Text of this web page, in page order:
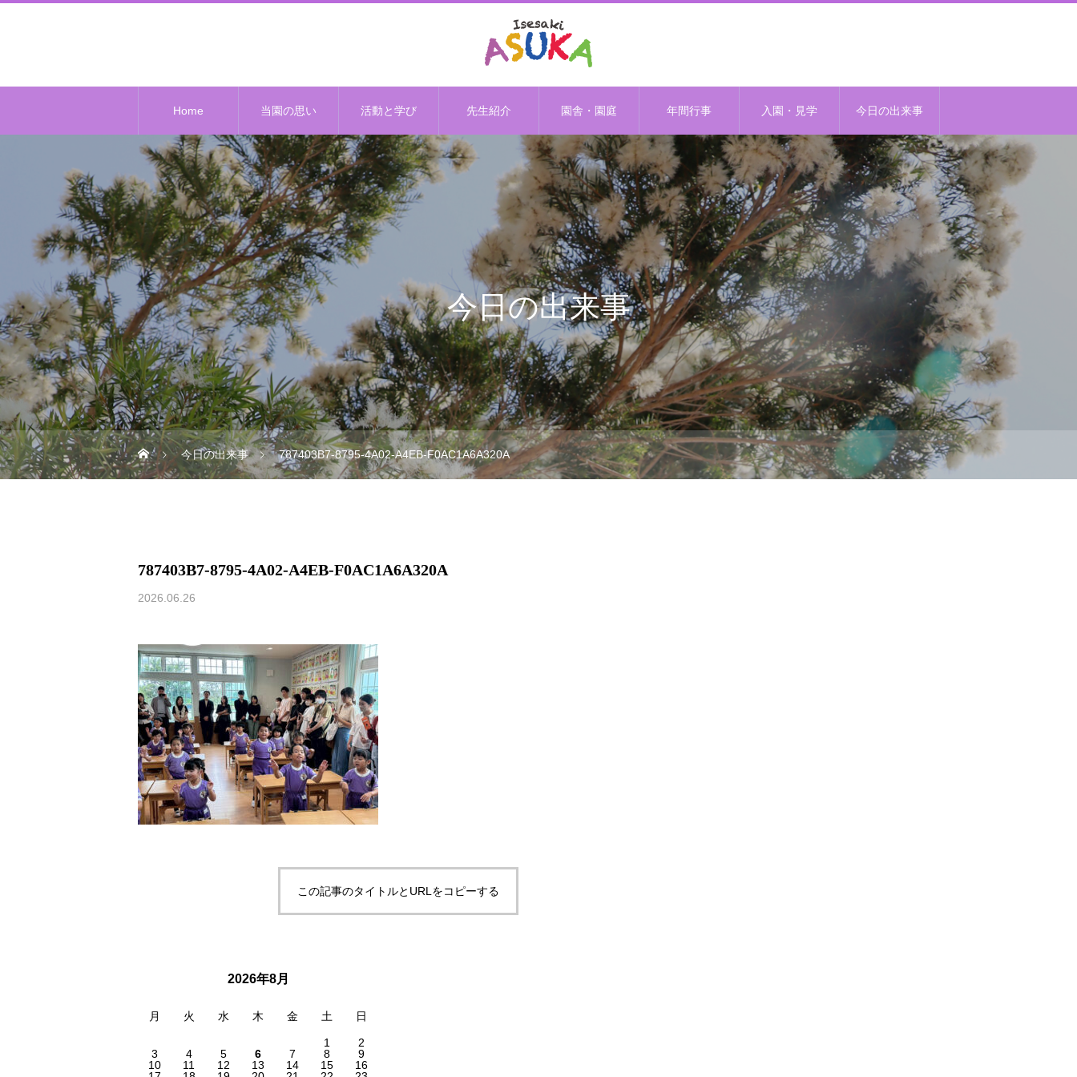
Home 当園の思い 活動と学び 先生紹介 園舎・園庭 年間行事 入園・見学 今日の出来事
今日の出来事
今日の出来事 787403B7-8795-4A02-A4EB-F0AC1A6A320A
787403B7-8795-4A02-A4EB-F0AC1A6A320A
2026.06.26
この記事のタイトルとURLをコピーする
2026年8月
月 火 水 木 金 土 日
1
2
3
4 5 6 7 8
9
10
11 12 13 14 15
16